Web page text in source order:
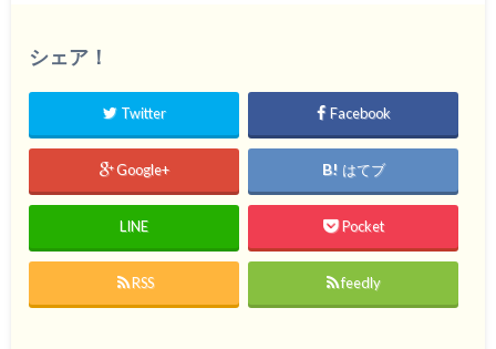
シェア！
Twitter Facebook
Google+ はてブ
LINE Pocket
RSS feedly